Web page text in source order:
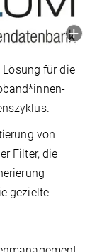
für die
von
Filter, die
gezielte